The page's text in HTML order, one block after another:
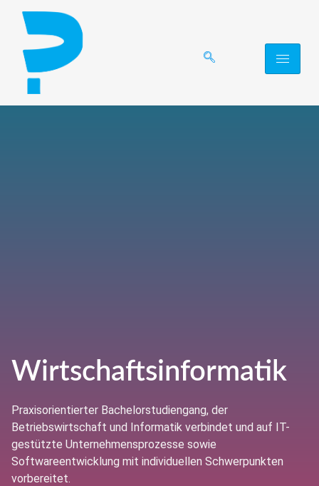
Wirtschaftsinformatik
Praxisorientierter Bachelorstudiengang, der
Betriebswirtschaft und Informatik verbindet und auf IT-
gestützte Unternehmensprozesse sowie
Softwareentwicklung mit individuellen Schwerpunkten
vorbereitet.